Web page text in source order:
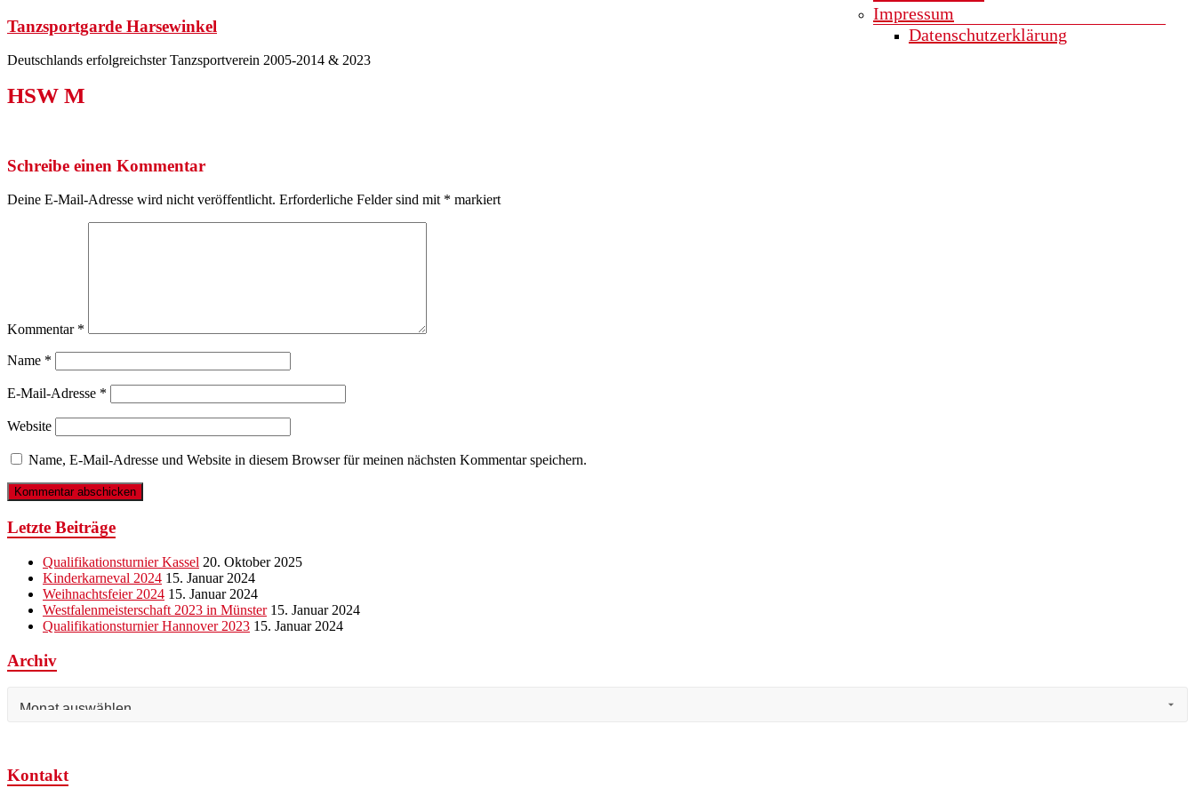
Zum
springen
Tanzsportgarde Harsewinkel
Deutschlands erfolgreichster Tanzsportverein 2005-2014 & 2023
Impressum
Datenschutzerklärung
HSW M
Schreibe einen Kommentar
Deine E-Mail-Adresse wird nicht veröffentlicht. Erforderliche Felder sind mit * markiert
Kommentar *
Name *
E-Mail-Adresse *
Website
Name, E-Mail-Adresse und Website in diesem Browser für meinen nächsten Kommentar speichern.
Letzte Beiträge
Qualifikationsturnier Kassel 20. Oktober 2025
Kinderkarneval 2024 15. Januar 2024
Weihnachtsfeier 2024 15. Januar 2024
Westfalenmeisterschaft 2023 in Münster 15. Januar 2024
Qualifikationsturnier Hannover 2023 15. Januar 2024
Archiv
Kontakt